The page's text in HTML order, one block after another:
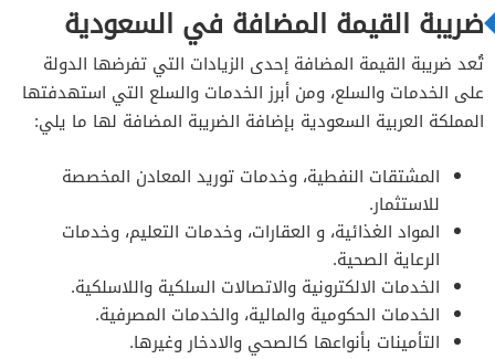
ضريبة القيمة المضافة في السعودية
تُعد ضريبة القيمة المضافة إحدى الزيادات التي تفرضها الدولة
على الخدمات والسلع، ومن أبرز الخدمات والسلع التي استهدفتها
المملكة العربية السعودية بإضافة الضريبة المضافة لها ما يلي:
المشتقات النفطية، وخدمات توريد المعادن المخصصة
للاستثمار.
المواد الغذائية، و العقارات، وخدمات التعليم، وخدمات
الرعاية الصحية.
الخدمات الالكترونية والاتصالات السلكية واللاسلكية.
الخدمات الحكومية والمالية، والخدمات المصرفية.
التأمينات بأنواعها كالصحي والادخار وغيرها.